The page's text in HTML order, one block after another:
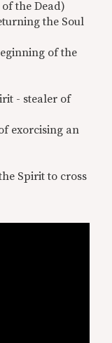
the Dead)
the Soul
of the
- stealer of
exorcising an
Spirit to cross